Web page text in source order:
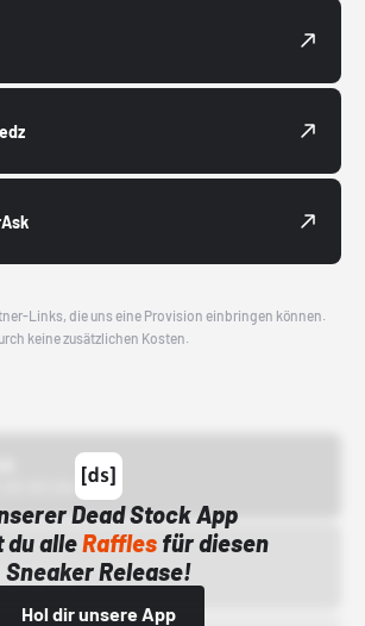
Links, die uns eine Provision einbringen können.
keine zusätzlichen Kosten.
Dead Stock App
du alleRafflesfür diesen
Sneaker Release!
Hol dir unsere App
00:00 Uhr